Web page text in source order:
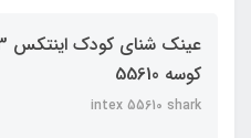
کوسه 55610
intex 55610 shark